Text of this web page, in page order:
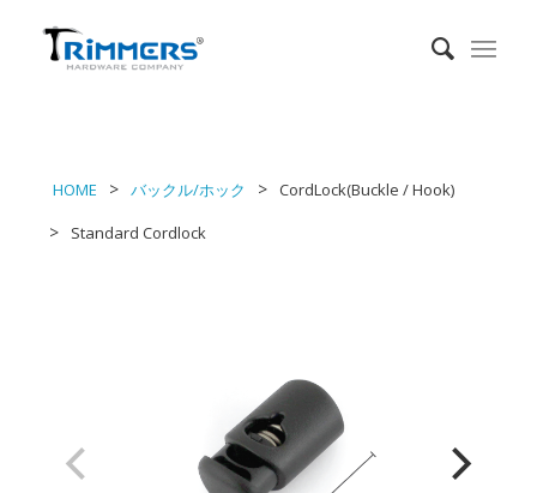
HOME バックル/ホック
CordLock(Buckle / Hook)
Standard Cordlock